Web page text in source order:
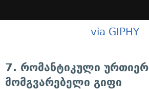
via GIPHY
7. რომანტიკული
მომგვარებელი გიფი